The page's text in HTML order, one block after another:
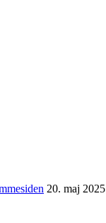
20. maj 2025